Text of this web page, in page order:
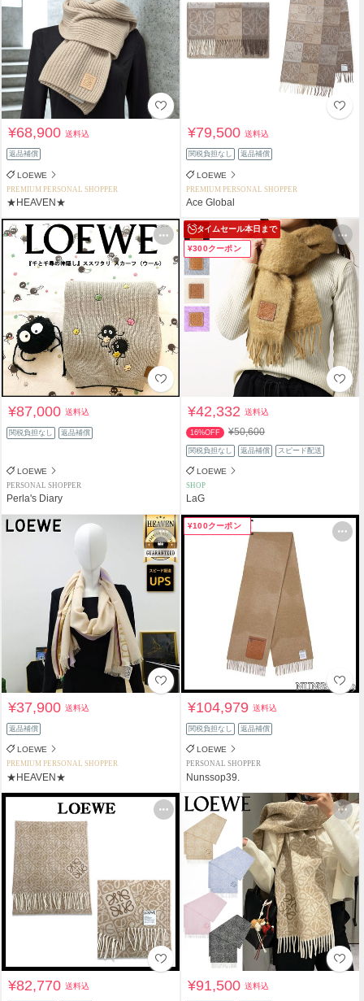
¥68,900送料込
返品補償
LOEWE
PREMIUM PERSONAL SHOPPER
★HEAVEN★
¥79,500送料込
関税負担なし 返品補償
LOEWE
PREMIUM PERSONAL SHOPPER
Ace Global
¥87,000送料込
関税負担なし 返品補償
LOEWE
PERSONAL SHOPPER
Perla's Diary
タイムセール本日まで
¥300クーポン
¥42,332送料込
16%OFF ¥50,600
関税負担なし 返品補償 スピード配送
LOEWE
SHOP
LaG
¥37,900送料込
返品補償
LOEWE
PREMIUM PERSONAL SHOPPER
★HEAVEN★
¥100クーポン
¥104,979送料込
関税負担なし 返品補償
LOEWE
PERSONAL SHOPPER
Nunssop39.
¥82,770送料込 ¥91,500送料込